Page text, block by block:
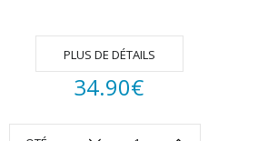
PLUS DE DÉTAILS
34.90€